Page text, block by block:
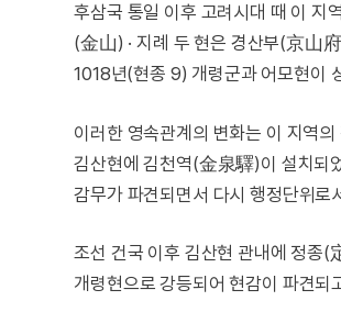
후삼국 통일 이후 고려시대 때 이 지
(金山) · 지례 두 현은 경산부(京山
1018년(현종 9) 개령군과 어모현이
이러한 영속관계의 변화는 이 지역
김산현에 김천역(金泉驛)이 설치되
감무가 파견되면서 다시 행정단위로
조선 건국 이후 김산현 관내에 정종
개령현으로 강등되어 현감이 파견되